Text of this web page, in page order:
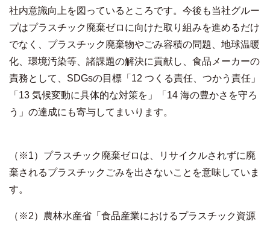
社内意識向上を図っているところです。今後も当社グルー
プはプラスチック廃棄ゼロに向けた取り組みを進めるだけ
でなく、プラスチック廃棄物やごみ容積の問題、地球温暖
化、環境汚染等、諸課題の解決に貢献し、食品メーカーの
責務として、SDGsの目標「12 つくる責任、つかう責任」
「13 気候変動に具体的な対策を」「14 海の豊かさを守ろ
う」の達成にも寄与してまいります。
（※1）プラスチック廃棄ゼロは、リサイクルされずに廃
棄されるプラスチックごみを出さないことを意味していま
す。
（※2）農林水産省「食品産業におけるプラスチック資源